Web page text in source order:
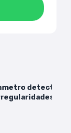
detecta 14
no